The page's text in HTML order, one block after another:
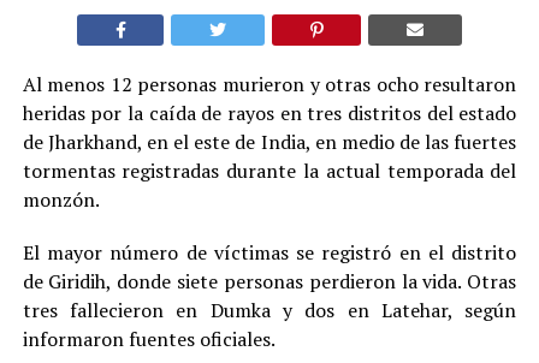
Al menos 12 personas murieron y otras ocho resultaron
heridas por la caída de rayos en tres distritos del estado
de Jharkhand, en el este de India, en medio de las fuertes
tormentas registradas durante la actual temporada del
monzón.
El mayor número de víctimas se registró en el distrito
de Giridih, donde siete personas perdieron la vida. Otras
tres fallecieron en Dumka y dos en Latehar, según
informaron fuentes oficiales.